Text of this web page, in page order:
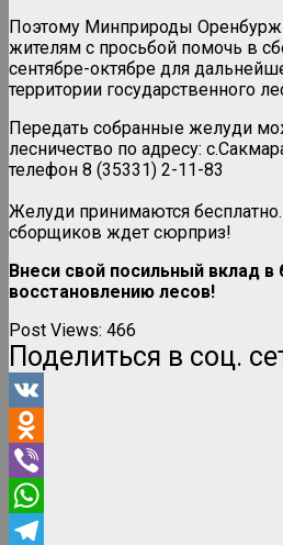
Поэтому Минприроды
жителям с просьбой помочь в
сентябре-октябре для
территории государственного
Передать собранные желуди
лесничество по адресу:
телефон 8 (35331) 2-11-83
Желуди принимаются
сборщиков ждет сюрприз!
Внеси свой посильный вклад в
восстановлению лесов!
Post Views: 466
Поделиться в соц.
VK
Odnoklassniki
Viber
WhatsApp